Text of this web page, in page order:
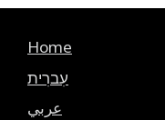
Home
עִברִית
عربي